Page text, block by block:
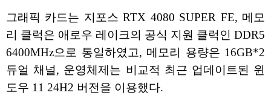
그래픽 카드는 지포스 RTX 4080 SUPER FE, 메모
리 클럭은 애로우 레이크의 공식 지원 클럭인 DDR5
6400MHz으로 통일하였고, 메모리 용량은 16GB*2
듀얼 채널, 운영체제는 비교적 최근 업데이트된 윈
도우 11 24H2 버전을 이용했다.